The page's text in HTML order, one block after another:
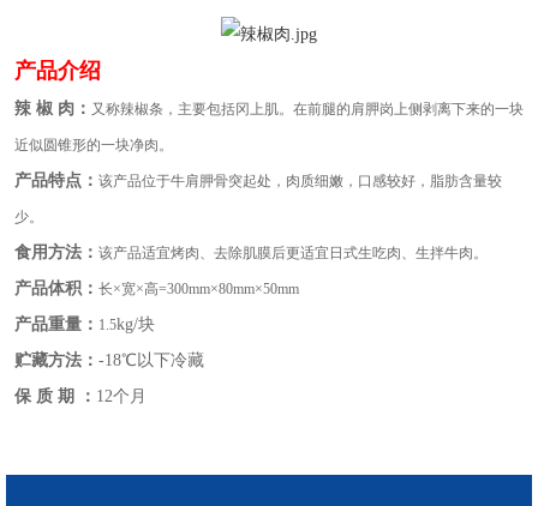
产品介绍
辣 椒 肉 ： 又称辣椒条，主要包括冈上肌。在前腿的肩胛岗上侧剥离下来的一块
近似圆锥形的一块净肉。
产品特点： 该产品位于牛肩胛骨突起处， 肉质细嫩，口感较好，脂肪含量较
少。
食用方法： 该产品适宜烤肉、去除肌膜后更适宜日式生吃肉、生拌牛肉。
产品体积： 长×宽×高=300mm×80mm×50mm
产品重量： 1.5kg/块
贮藏方法： -18℃以下冷藏
保 质 期 ： 12个月